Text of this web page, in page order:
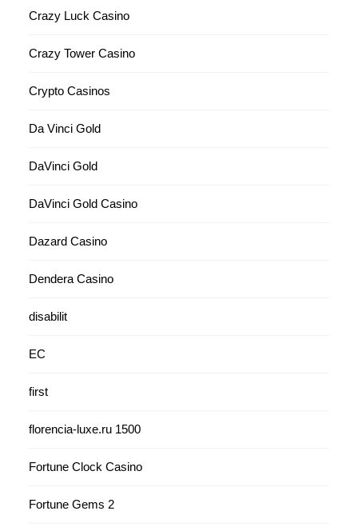
Crazy Luck Casino
Crazy Tower Сasino
Crypto Casinos
Da Vinci Gold
DaVinci Gold
DaVinci Gold Casino
Dazard Casino
Dendera Casino
disabilit
EC
first
florencia-luxe.ru 1500
Fortune Clock Casino
Fortune Gems 2